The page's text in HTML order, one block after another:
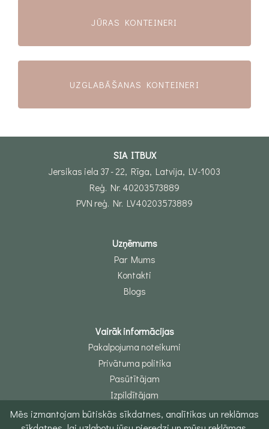
JŪRAS KONTEINERI
UZGLABĀŠANAS KONTEINERI
Mēs izmantojam būtiskās sīkdatnes, analītikas un reklāmas
SIA ITBUX
Jersikas iela 37 - 22, Rīga, Latvija, LV-1003
Reģ. Nr. 40203573889
PVN reģ. Nr. LV40203573889
Uzņēmums
Par Mums
Kontakti
Blogs
Vairāk informācijas
Pakalpojuma noteikumi
Privātuma politika
Pasūtītājam
Izpildītājam